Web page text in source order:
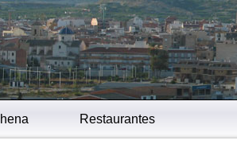
Restaurantes